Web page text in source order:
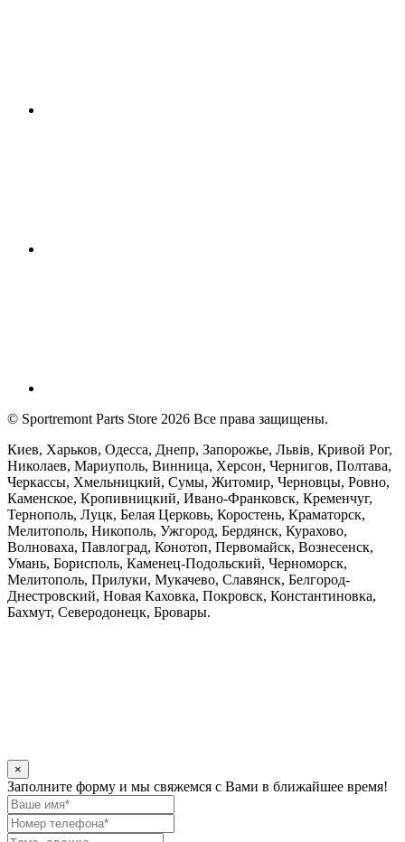
© Sportremont Parts Store 2026 Все права защищены.
Киев, Харьков, Одесса, Днепр, Запорожье, Львів, Кривой Рог,
Николаев, Мариуполь, Винница, Херсон, Чернигов, Полтава,
Черкассы, Хмельницкий, Сумы, Житомир, Черновцы, Ровно,
Каменское, Кропивницкий, Ивано-Франковск, Кременчуг,
Тернополь, Луцк, Белая Церковь, Коростень, Краматорск,
Мелитополь, Никополь, Ужгород, Бердянск, Курахово,
Волноваха, Павлоград, Конотоп, Первомайск, Вознесенск,
Умань, Борисполь, Каменец-Подольский, Черноморск,
Мелитополь, Прилуки, Мукачево, Славянск, Белгород-
Днестровский, Новая Каховка, Покровск, Константиновка,
Бахмут, Северодонецк, Бровары.
×
Заполните форму и мы свяжемся c Вами в ближайшее время!